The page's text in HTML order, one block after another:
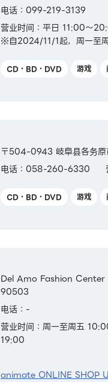
电话：099-219-3139
营业时间：平日 11:00～
※自2024/11/1起，周一至
CD・BD・DVD 游戏
〒504-0943 岐阜县各务
电话：058-260-6330
CD・BD・DVD 游戏
Del Amo Fashion
90503
电话：-
营业时间：周一至周五
19:00
animate ONLINE SHOP